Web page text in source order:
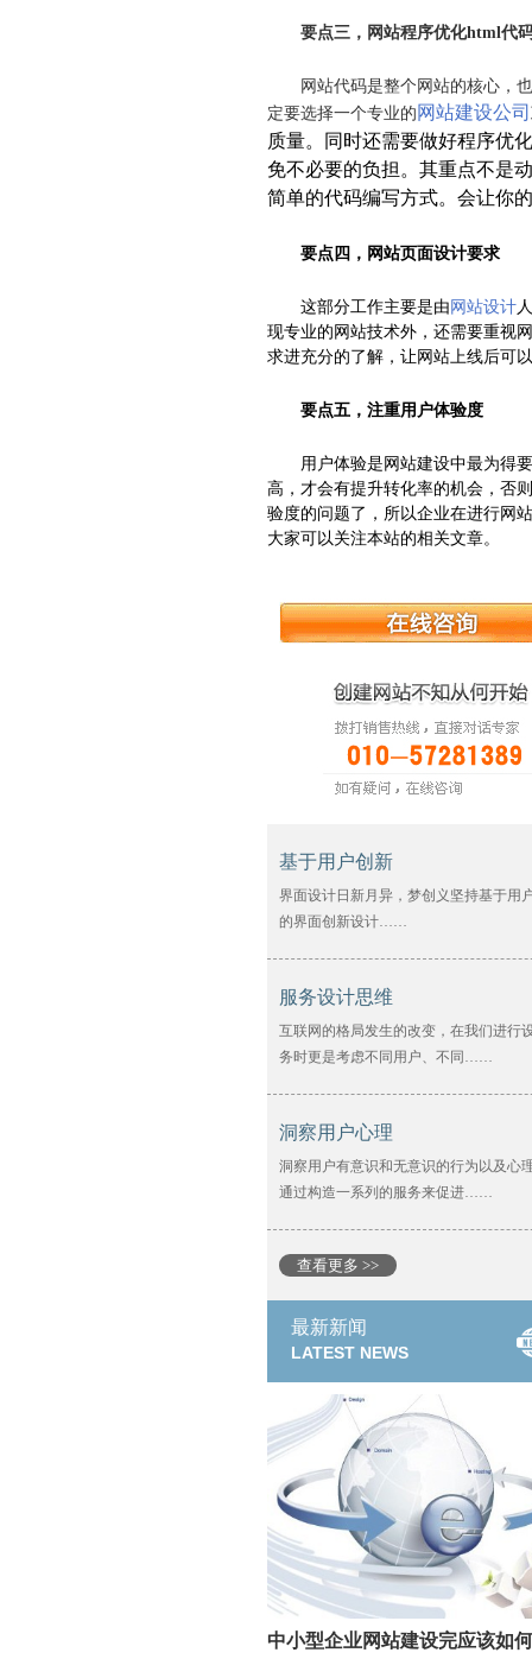
要点三，网站程序优化html代
网站代码是整个网站的核心，也
定要选择一个专业的 网站建设公司
质量。同时还需要做好程序优
免不必要的负担。其重点不是
简单的代码编写方式。会让你
要点四，网站页面设计要求
这部分工作主要是由 网站设计
现专业的网站技术外，还需要重视
求进充分的了解，让网站上线后可
要点五，注重用户体验度
用户体验是网站建设中最为得要
高，才会有提升转化率的机会，否
验度的问题了，所以企业在进行网
大家可以关注本站的相关文章。
基于用户创新
界面设计日新月异，梦创义坚持基于用
的界面创新设计……
服务设计思维
互联网的格局发生的改变，在我们进行
务时更是考虑不同用户、不同……
洞察用户心理
洞察用户有意识和无意识的行为以及心
通过构造一系列的服务来促进……
查看更多 >>
最新新闻
LATEST NEWS
中小型企业网站建设完应该如